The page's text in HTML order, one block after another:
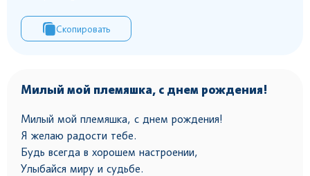
Скопировать
Милый мой племяшка, с днем рождения!
Милый мой племяшка, с днем рождения!
Я желаю радости тебе.
Будь всегда в хорошем настроении,
Улыбайся миру и судьбе.